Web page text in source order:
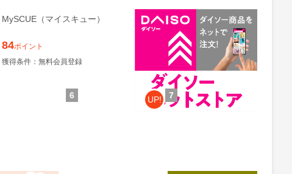
MySCUE（マイスキュー）
84ポイント
獲得条件：無料会員登録
公式通販【ダイソーネットスト
ア】
還元
獲得条件：お買い物
6 UP! 7